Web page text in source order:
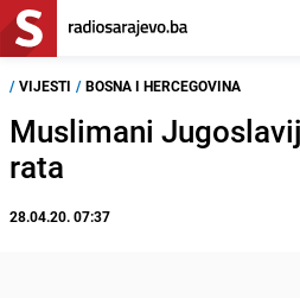
/ VIJESTI / BOSNA I HERCEGOVINA
Muslimani
rata
28.04.20. 07:37